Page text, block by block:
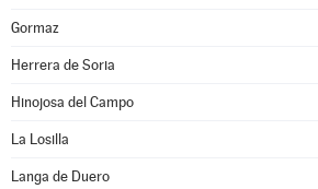
Gormaz
Herrera de Soria
Hinojosa del Campo
La Losilla
Langa de Duero